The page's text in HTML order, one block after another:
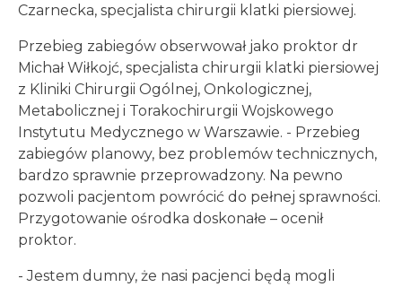
Czarnecka, specjalista chirurgii klatki piersiowej.
Przebieg zabiegów obserwował jako proktor dr
Michał Wiłkojć, specjalista chirurgii klatki piersiowej
z Kliniki Chirurgii Ogólnej, Onkologicznej,
Metabolicznej i Torakochirurgii Wojskowego
Instytutu Medycznego w Warszawie. - Przebieg
zabiegów planowy, bez problemów technicznych,
bardzo sprawnie przeprowadzony. Na pewno
pozwoli pacjentom powrócić do pełnej sprawności.
Przygotowanie ośrodka doskonałe – ocenił
proktor.
- Jestem dumny, że nasi pacjenci będą mogli